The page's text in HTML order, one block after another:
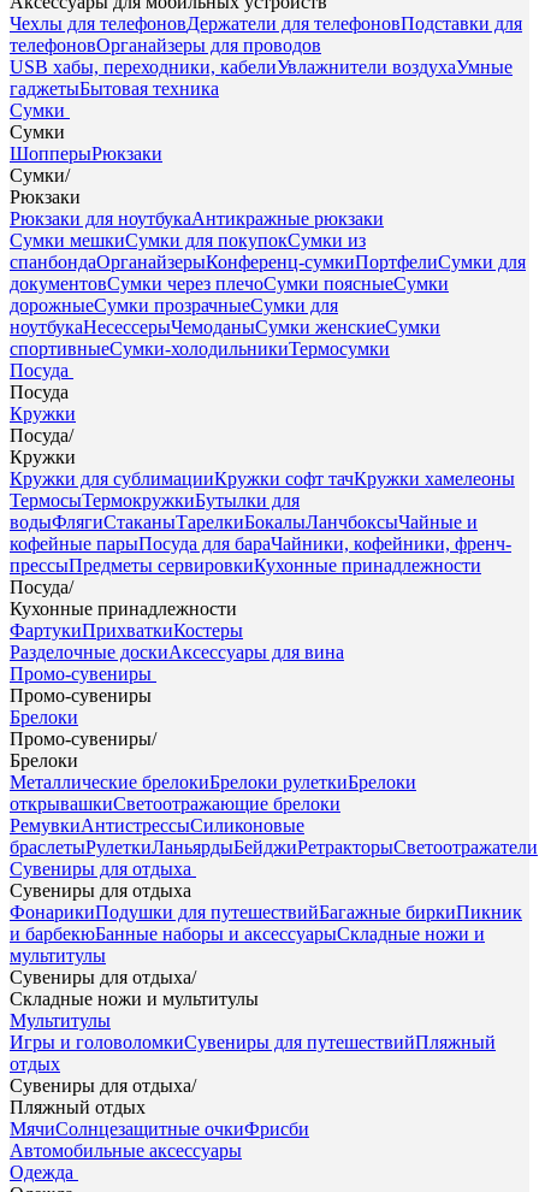
Чехлы для телефоновДержатели для телефоновПодставки для
телефоновОрганайзеры для проводов
USB хабы, переходники, кабелиУвлажнители воздухаУмные
гаджетыБытовая техника
Сумки
Сумки
ШопперыРюкзаки
Сумки/
Рюкзаки
Рюкзаки для ноутбукаАнтикражные рюкзаки
Сумки мешкиСумки для покупокСумки из
спанбондаОрганайзерыКонференц-сумкиПортфелиСумки для
документовСумки через плечоСумки поясныеСумки
дорожныеСумки прозрачныеСумки для
ноутбукаНесессерыЧемоданыСумки женскиеСумки
спортивныеСумки-холодильникиТермосумки
Посуда
Посуда
Кружки
Посуда/
Кружки
Кружки для сублимацииКружки софт тачКружки хамелеоны
ТермосыТермокружкиБутылки для
водыФлягиСтаканыТарелкиБокалыЛанчбоксыЧайные и
кофейные парыПосуда для бараЧайники, кофейники, френч-
прессыПредметы сервировкиКухонные принадлежности
Посуда/
Кухонные принадлежности
ФартукиПрихваткиКостеры
Разделочные доскиАксессуары для вина
Промо-сувениры
Промо-сувениры
Брелоки
Промо-сувениры/
Брелоки
Металлические брелокиБрелоки рулеткиБрелоки
открывашкиСветоотражающие брелоки
РемувкиАнтистрессыСиликоновые
браслетыРулеткиЛаньярдыБейджиРетракторыСветоотражатели
Сувениры для отдыха
Сувениры для отдыха
ФонарикиПодушки для путешествийБагажные биркиПикник
и барбекюБанные наборы и аксессуарыСкладные ножи и
мультитулы
Сувениры для отдыха/
Складные ножи и мультитулы
Мультитулы
Игры и головоломкиСувениры для путешествийПляжный
отдых
Сувениры для отдыха/
Пляжный отдых
МячиСолнцезащитные очкиФрисби
Автомобильные аксессуары
Одежда